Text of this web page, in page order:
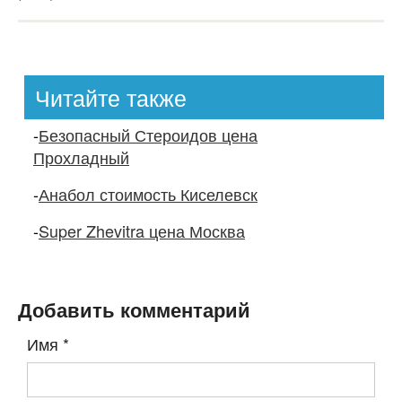
Читайте также
-Безопасный Стероидов цена
Прохладный
-Анабол стоимость Киселевск
-Super Zhevitra цена Москва
Добавить комментарий
Имя *